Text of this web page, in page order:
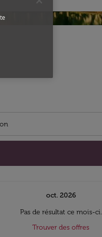
oct. 2026
Pas de résultat ce mois-ci.
Trouver des offres